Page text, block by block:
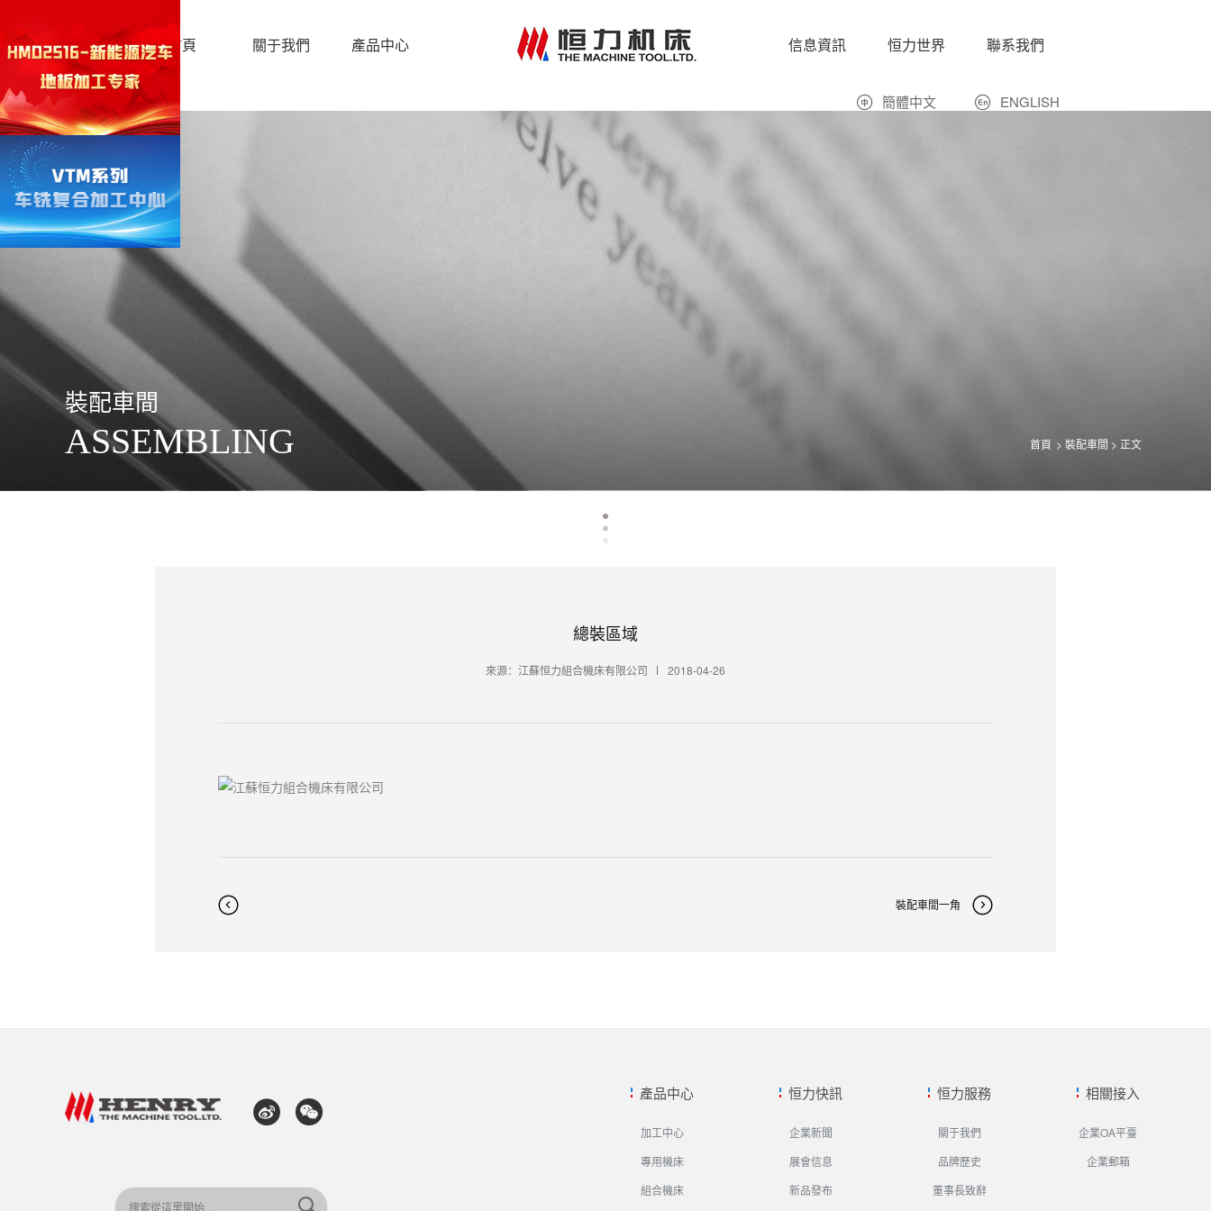
首頁 關于我們 產品中心 信息資訊 恒力世界 聯系我們
簡體中文 ENGLISH
裝配車間
ASSEMBLING 首頁 > 裝配車間 > 正文
總裝區域
來源：江蘇恒力組合機床有限公司 2018-04-26
裝配車間一角
產品中心
加工中心
專用機床
組合機床
恒力快訊
企業新聞
展會信息
新品發布
恒力服務
關于我們
品牌歷史
董事長致辭
相關接入
企業OA平臺
企業郵箱